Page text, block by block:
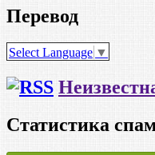
Перевод
Select Language ▼
Статистика